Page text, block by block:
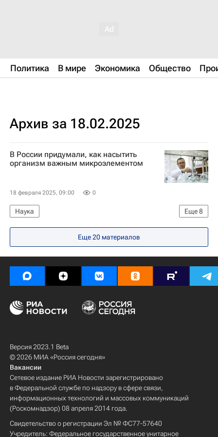
Политика В мире Экономика Общество
Архив за 18.02.2025
В России придумали, как насытить
организм важным микроэлементом
18 февраля 2025, 09:00 0
Еще8
Наука
Северо-Кавказский федеральный университет
Социальный навигатор
Университетская наука
Здоровье
Общество
Российские инновации
Качество жизни
Еще 20 материалов
Версия 2023.1 Beta
© 2026 МИА «Россия сегодня»
Вакансии
Сетевое издание РИА Новости зарегистрировано
в Федеральной службе по надзору в сфере связи,
информационных технологий и массовых коммуникаций
(Роскомнадзор) 08 апреля 2014 года.
Свидетельство о регистрации Эл № ФС77-57640
Учредитель: Федеральное государственное унитарное